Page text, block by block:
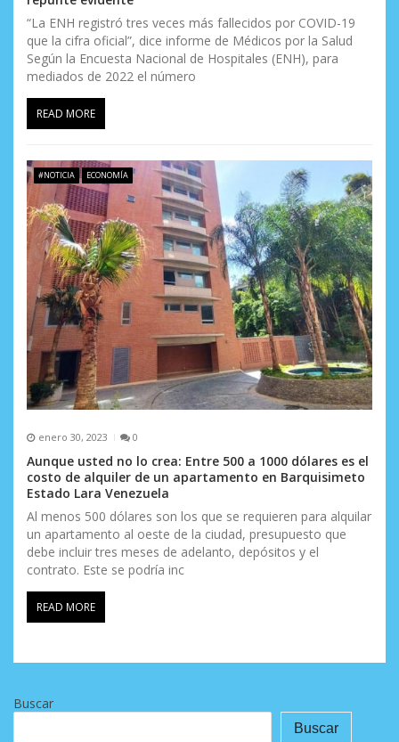
“La ENH registró tres veces más fallecidos por COVID-19
que la cifra oficial”, dice informe de Médicos por la Salud
Según la Encuesta Nacional de Hospitales (ENH), para
mediados de 2022 el número
READ MORE
#NOTICIA ECONOMÍA
enero 30, 2023 0
Aunque usted no lo crea: Entre 500 a 1000 dólares es el
costo de alquiler de un apartamento en Barquisimeto
Estado Lara Venezuela
Al menos 500 dólares son los que se requieren para alquilar
un apartamento al oeste de la ciudad, presupuesto que
debe incluir tres meses de adelanto, depósitos y el
contrato. Este se podría inc
READ MORE
Buscar
Buscar